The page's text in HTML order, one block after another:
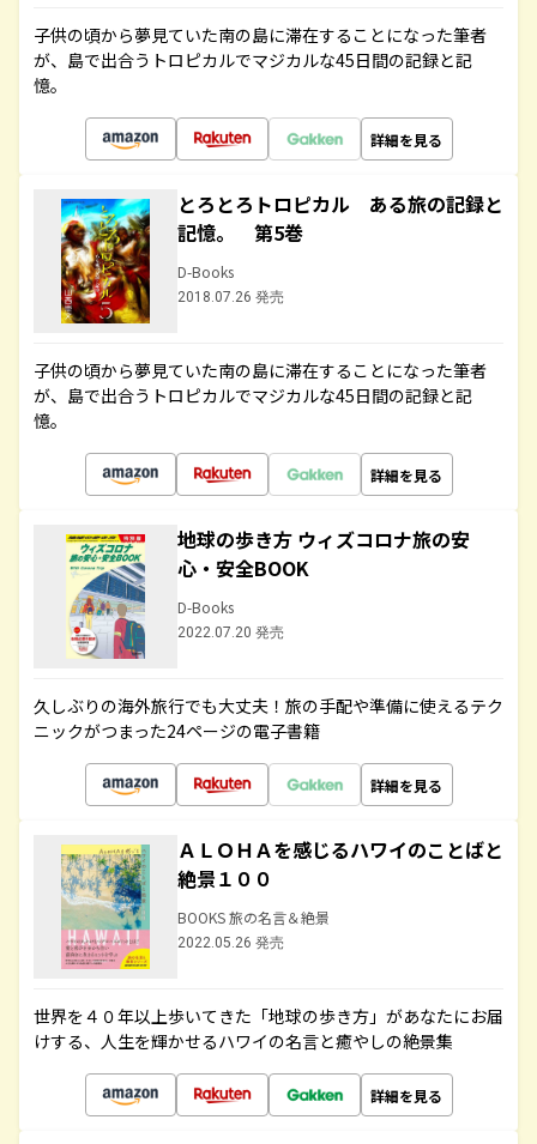
子供の頃から夢見ていた南の島に滞在することになった筆者
が、島で出合うトロピカルでマジカルな45日間の記録と記
憶。
詳細を見る
とろとろトロピカル ある旅の記録と
記憶。 第5巻
D-Books
2018.07.26 発売
子供の頃から夢見ていた南の島に滞在することになった筆者
が、島で出合うトロピカルでマジカルな45日間の記録と記
憶。
詳細を見る
地球の歩き方 ウィズコロナ旅の安
心・安全BOOK
D-Books
2022.07.20 発売
久しぶりの海外旅行でも大丈夫！旅の手配や準備に使えるテク
ニックがつまった24ページの電子書籍
詳細を見る
ＡＬＯＨＡを感じるハワイのことばと
絶景１００
BOOKS 旅の名言＆絶景
2022.05.26 発売
世界を４０年以上歩いてきた「地球の歩き方」があなたにお届
けする、人生を輝かせるハワイの名言と癒やしの絶景集
詳細を見る